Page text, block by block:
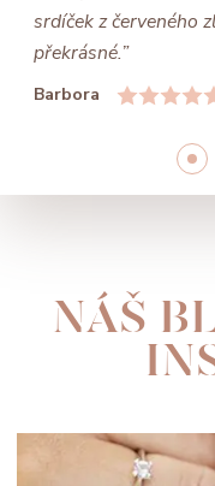
srdíček z červeného
překrásné.”
Barbora
NÁŠ